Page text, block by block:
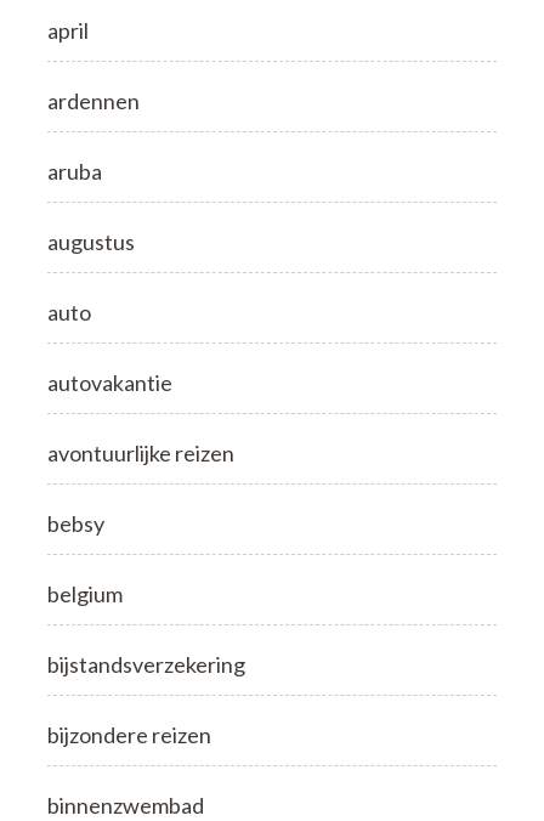
april
ardennen
aruba
augustus
auto
autovakantie
avontuurlijke reizen
bebsy
belgium
bijstandsverzekering
bijzondere reizen
binnenzwembad